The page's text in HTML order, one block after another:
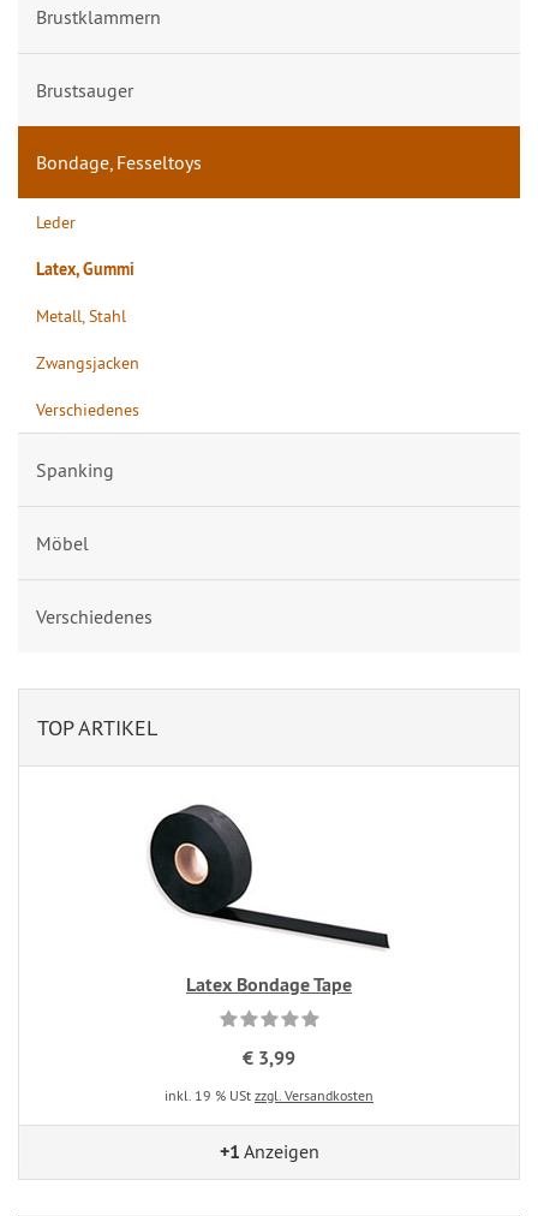
Brustklammern
Brustsauger
Bondage, Fesseltoys
Leder
Latex, Gummi
Metall, Stahl
Zwangsjacken
Verschiedenes
Spanking
Möbel
Verschiedenes
TOP ARTIKEL
Latex Bondage Tape
€ 3,99
inkl. 19 % USt zzgl. Versandkosten
+1 Anzeigen